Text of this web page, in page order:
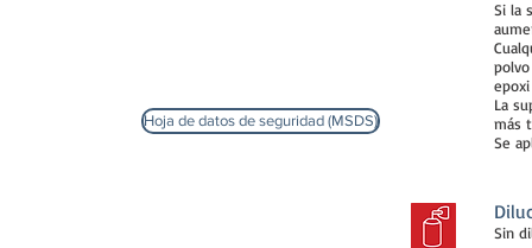
Hoja de datos de seguridad (MSDS)
Si la
La
más
Se
Sin